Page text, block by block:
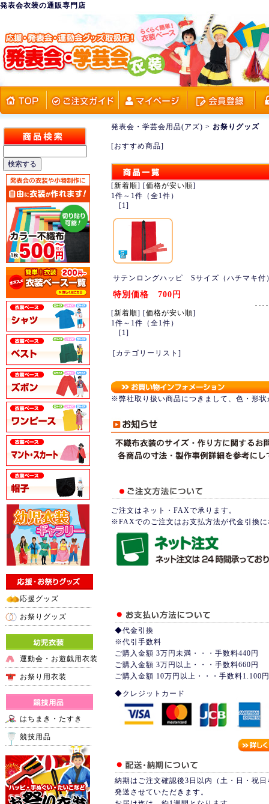
発表会衣装の通販専門店
応援グッズ
お祭りグッズ
運動会・お遊戯用衣装
お祭り用衣装
はちまき・たすき
競技用品
発表会・学芸会用品(アズ) > お祭りグッズ
[おすすめ商品]
[新着順] [価格が安い順]
1件～1件（全1件）
[1]
サテンロングハッピ Sサイズ（ハチマキ付
特別価格 700円
[新着順] [価格が安い順]
1件～1件（全1件）
[1]
[カテゴリーリスト]
※弊社取り扱い商品につきまして、色・形
ご注文はネット・FAXで承ります。
※FAXでのご注文はお支払方法が代金引換
◆代金引換
※代引手数料
ご購入金額 3万円未満・・・手数料440円
ご購入金額 3万円以上・・・手数料660円
ご購入金額 10万円以上・・・手数料1.100円
◆クレジットカード
納期はご注文確認後3日以内（土・日・祝
発送させていただきます。